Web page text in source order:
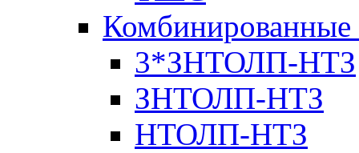
Комбинированные
3*ЗНТОЛП-НТЗ
ЗНТОЛП-НТЗ
НТОЛП-НТЗ